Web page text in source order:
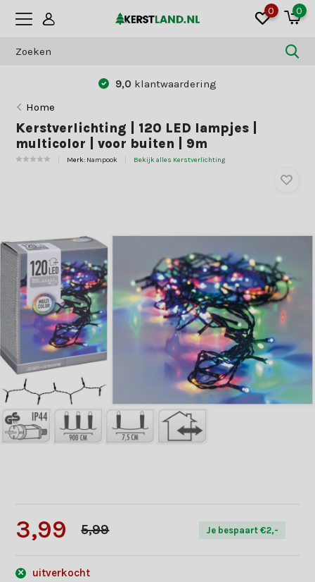
0 0
9,0 klantwaardering
Home
Kerstverlichting | 120 LED lampjes |
multicolor | voor buiten | 9m
Merk: Nampook Bekijk alles Kerstverlichting
3,99 5,99 Je bespaart €2,-
uitverkocht